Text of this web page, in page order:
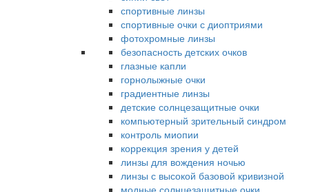
спортивные линзы
спортивные очки с диоптриями
фотохромные линзы
безопасность детских очков
глазные капли
горнолыжные очки
градиентные линзы
детские солнцезащитные очки
компьютерный зрительный синдром
контроль миопии
коррекция зрения у детей
линзы для вождения ночью
линзы с высокой базовой кривизной